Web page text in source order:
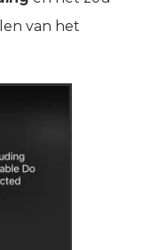
van het